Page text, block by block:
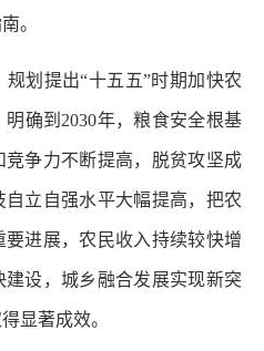
。
划提出“十五五”时期加快农
确到2030年，粮食安全根基
争力不断提高，脱贫攻坚成
立自强水平大幅提高，把农
进展，农民收入持续较快增
设，城乡融合发展实现新突
显著成效。